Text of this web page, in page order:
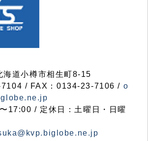
道小樽市相生町8-15
/ FAX：0134-23-7106 / o
17:00 / 定休日：土曜日・日曜